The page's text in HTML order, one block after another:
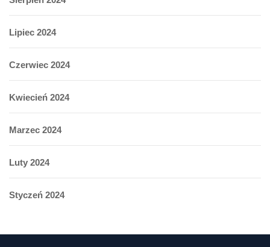
Lipiec 2024
Czerwiec 2024
Kwiecień 2024
Marzec 2024
Luty 2024
Styczeń 2024